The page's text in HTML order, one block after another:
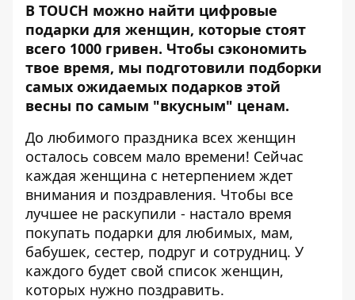
В TOUCH можно найти цифровые
подарки для женщин, которые стоят
всего 1000 гривен. Чтобы сэкономить
твое время, мы подготовили подборки
самых ожидаемых подарков этой
весны по самым "вкусным" ценам.
До любимого праздника всех женщин
осталось совсем мало времени! Сейчас
каждая женщина с нетерпением ждет
внимания и поздравления. Чтобы все
лучшее не раскупили - настало время
покупать подарки для любимых, мам,
бабушек, сестер, подруг и сотрудниц. У
каждого будет свой список женщин,
которых нужно поздравить.